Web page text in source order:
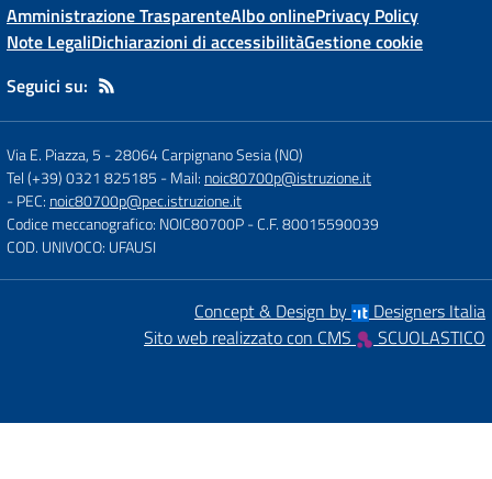
Amministrazione TrasparenteAlbo onlinePrivacy Policy
Note LegaliDichiarazioni di accessibilitàGestione cookie
Seguici su:
Via E. Piazza, 5 -28064 Carpignano Sesia (NO)
Tel (+39) 0321 825185 - Mail: noic80700p@istruzione.it
- PEC: noic80700p@pec.istruzione.it
Codice meccanografico: NOIC80700P- C.F. 80015590039
COD. UNIVOCO: UFAUSI
Concept & Design by
Designers Italia
Sito web realizzato con CMS
SCUOLASTICO